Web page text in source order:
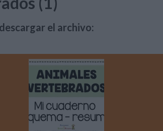
el archivo: